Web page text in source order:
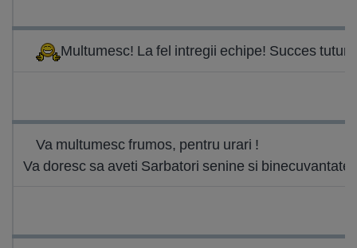
Multumesc! La fel intregii echipe! Succes
Va multumesc frumos, pentru urari !
Va doresc sa aveti Sarbatori senine si binecuvantate